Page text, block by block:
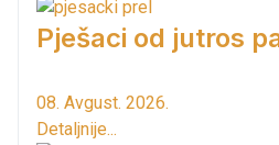
Pješaci od jutros
08. Avgust. 2026.
Detaljnije...